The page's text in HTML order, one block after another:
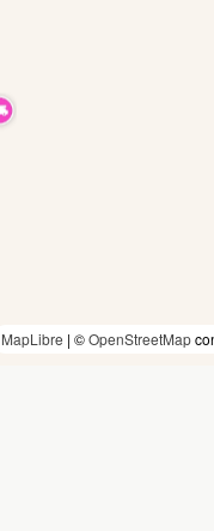
MapLibre | ©OpenStreetMap